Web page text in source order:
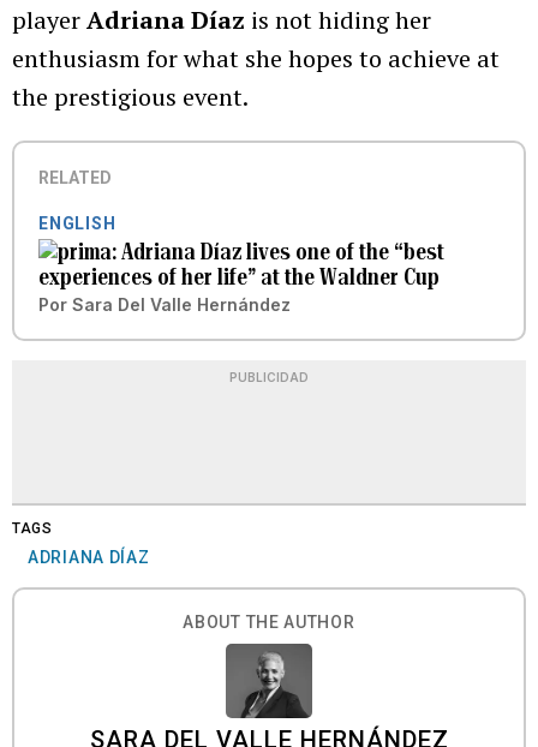
playerAdriana Díaz is not hiding her
enthusiasm for what she hopes to achieve at
the prestigious event.
RELATED
ENGLISH
Adriana Díaz lives one of the “best
experiences of her life” at the Waldner Cup
Por Sara Del Valle Hernández
PUBLICIDAD
TAGS
ADRIANA DÍAZ
ABOUT THE AUTHOR
SARA DEL VALLE HERNÁNDEZ